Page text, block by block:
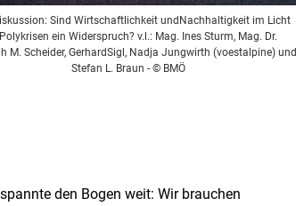
Sind Wirtschaftlichkeit undNachhaltigkeit im Licht
ein Widerspruch? v.l.: Mag. Ines Sturm, Mag. Dr.
M. Scheider, GerhardSigl, Nadja Jungwirth (voestalpine) und
Stefan L. Braun - © BMÖ
den Bogen weit: Wir brauchen